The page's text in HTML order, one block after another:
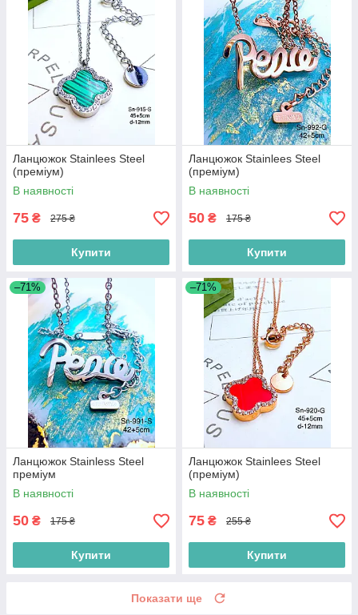
Ланцюжок Stainlees Steel
(преміум)
В наявності
75 ₴ 275 ₴
Купити
Ланцюжок Stainlees Steel
(преміум)
В наявності
50 ₴ 175 ₴
Купити
–71%
Ланцюжок Stainless Steel
преміум
В наявності
50 ₴ 175 ₴
Купити
–71%
Ланцюжок Stainlees Steel
(преміум)
В наявності
75 ₴ 255 ₴
Купити
Показати ще